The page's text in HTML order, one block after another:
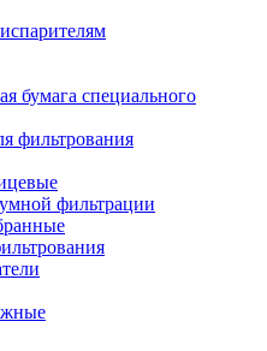
бумага специального
фильтрования
фильтрации